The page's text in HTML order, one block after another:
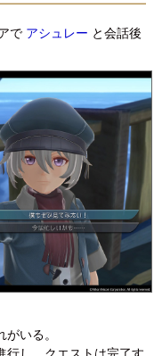
で アシュレー と会話後
いる。